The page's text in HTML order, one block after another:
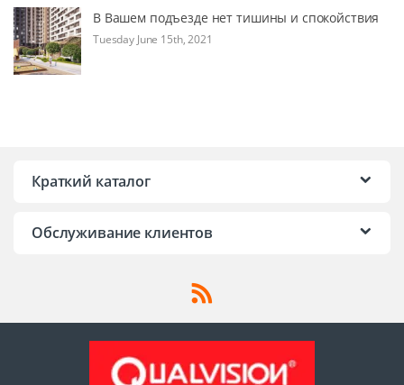
В Вашем подъезде нет тишины и спокойствия
Tuesday June 15th, 2021
Краткий каталог
Обслуживание клиентов